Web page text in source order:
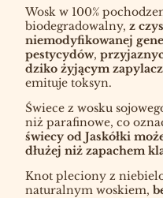
Wosk w 100%
biodegradowalny, z
niemodyfikowanej
pestycydów,
dziko żyjącym
emituje toksyn.
Świece z wosku
niż parafinowe, co
świecy od Jaskółki
dłużej niż zapachem
Knot pleciony z
naturalnym woskiem,